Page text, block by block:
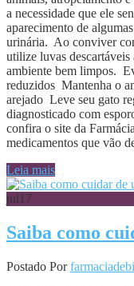
a necessidade que ele
aparecimento de
urinária. Ao conviver
utilize luvas descartáveis
ambiente bem limpos.
reduzidos Mantenha o
arejado Leve seu gato
diagnosticado com
confira o site da
medicamentos que vão
Leia mais
jul17
Saiba como
Postado Por